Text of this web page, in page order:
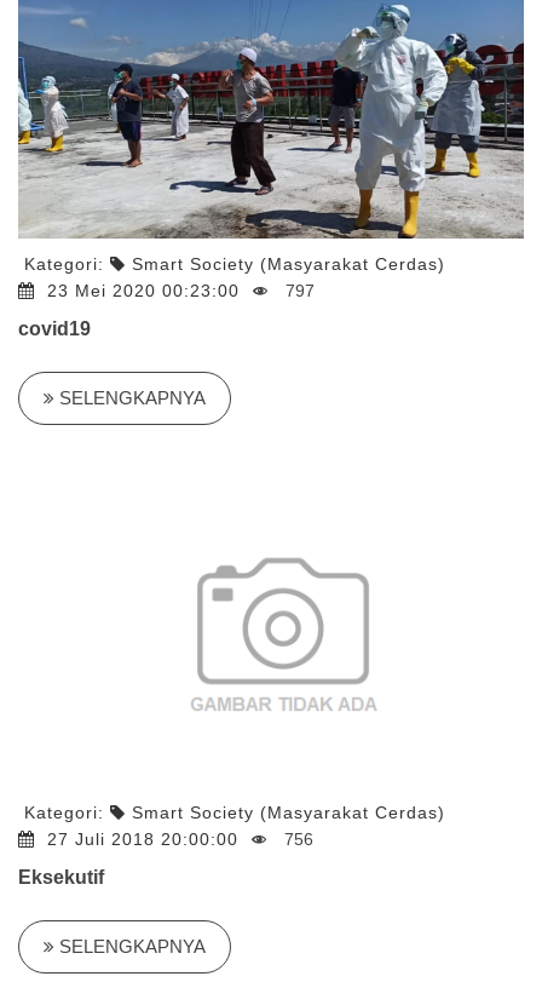
Kategori:
Smart Society (Masyarakat Cerdas)
23 Mei 2020 00:23:00
797
covid19
SELENGKAPNYA
Kategori:
Smart Society (Masyarakat Cerdas)
27 Juli 2018 20:00:00
756
Eksekutif
SELENGKAPNYA